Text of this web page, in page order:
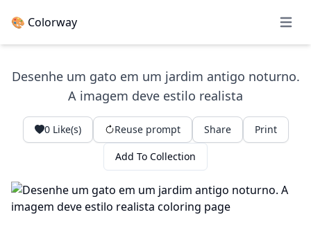
🎨 Colorway Open
Desenhe um gato em um jardim antigo noturno.
A imagem deve estilo realista
0Like(s) Reuse prompt Share Print
Add To Collection